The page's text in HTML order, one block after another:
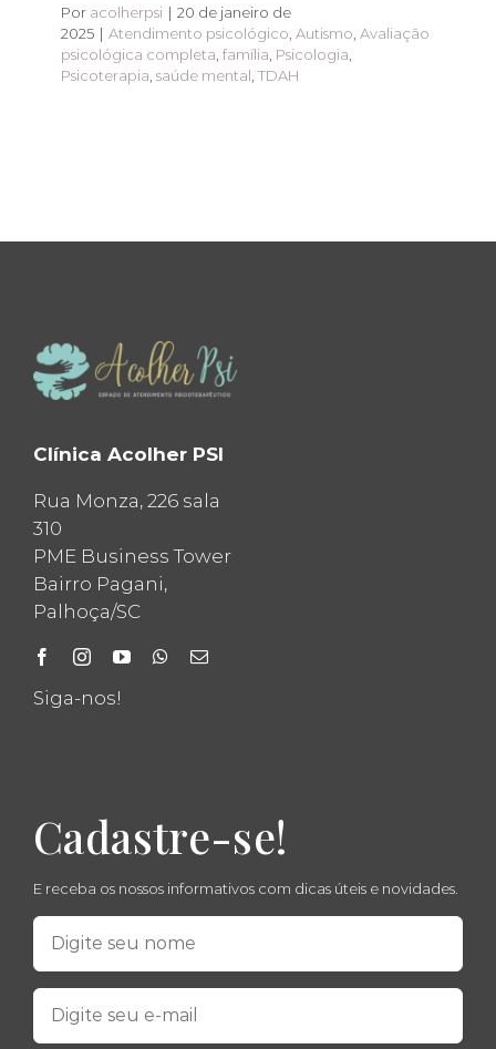
Por acolherpsi | 20 de janeiro de
2025 | Atendimento psicológico Autismo Avaliação
psicológica completa família Psicologia
Psicoterapia saúde mental TDAH
Clínica Acolher PSI
Rua Monza, 226 sala
310
PME Business Tower
Bairro Pagani,
Palhoça/SC
Siga-nos!
Cadastre-se!
E receba os nossos informativos com dicas úteis e novidades.